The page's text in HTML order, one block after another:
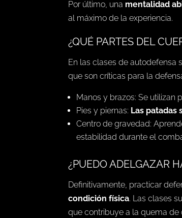
Por último, una mentalidad
al máximo de la experiencia.
¿QUÉ PARTES DEL
En las clases de autodefensa
que son críticas para la
Manos y brazos: Se utilizan
Pies y piernas: Las patadas
Centro de gravedad:
estabilidad durante el
¿PUEDO ADELGAZAR
Definitivamente, practicar
condición física. Las clases
que contribuye a la quema de